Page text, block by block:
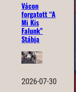
Vácon
forgatott “A
Mi Kis
Falunk”
Stábja
2026-07-30